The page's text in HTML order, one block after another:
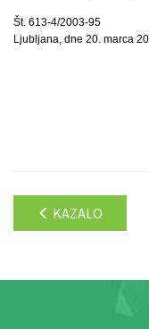
Št. 613-4/2003-95
Ljubljana, dne 20. marca
KAZALO